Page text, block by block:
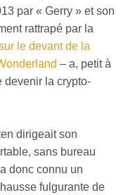
par « Gerry » et son
rattrapé par la
le devant de la
– a, petit à
devenir la crypto-
dirigeait son
sans bureau
a donc connu un
fulgurante de